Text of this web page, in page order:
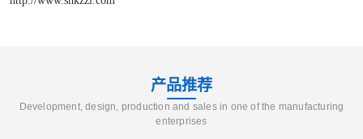
产品推荐
Development, design, production and sales in one of the manufacturing
enterprises